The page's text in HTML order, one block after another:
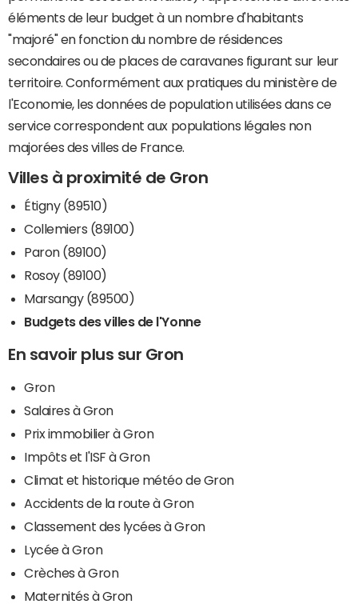
éléments de leur budget à un nombre d'habitants
"majoré" en fonction du nombre de résidences
secondaires ou de places de caravanes figurant sur leur
territoire. Conformément aux pratiques du ministère de
l'Economie, les données de population utilisées dans ce
service correspondent aux populations légales non
majorées des villes de France.
Villes à proximité de Gron
Étigny (89510)
Collemiers (89100)
Paron (89100)
Rosoy (89100)
Marsangy (89500)
Budgets des villes de l'Yonne
En savoir plus sur Gron
Gron
Salaires à Gron
Prix immobilier à Gron
Impôts et l'ISF à Gron
Climat et historique météo de Gron
Accidents de la route à Gron
Classement des lycées à Gron
Lycée à Gron
Crèches à Gron
Maternités à Gron